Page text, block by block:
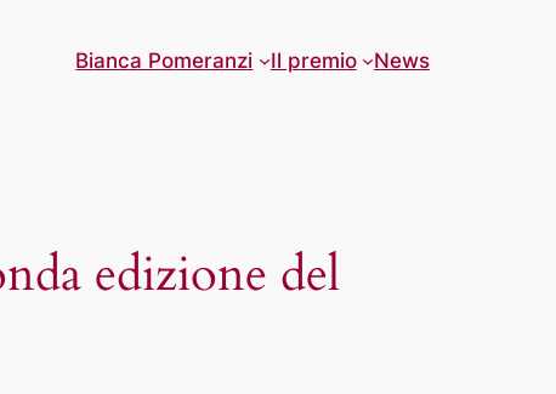
Bianca Pomeranzi Il premio News
edizione del